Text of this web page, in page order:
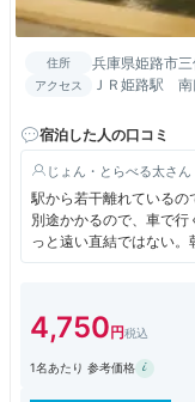
住所 兵庫県姫路市
アクセス
ＪＲ姫路駅
宿泊した人の口コミ
じょん・とらべる太
駅から若干離れているの
別途かかるので、車で
っと遠い直結ではない。
ブルエッグなどその場
4,750
1名あたり 参考価格